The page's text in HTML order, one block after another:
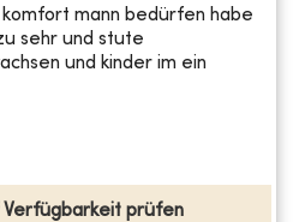
mann bedürfen habe
sehr und stute
und kinder im ein
Verfügbarkeit prüfen